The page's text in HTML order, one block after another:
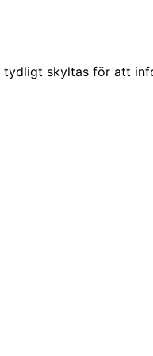
skyltas för att